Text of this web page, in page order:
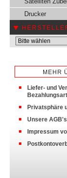
Drucker
MEHR
Liefer- und
Privatsphäre
Unsere AGB's
Impressum